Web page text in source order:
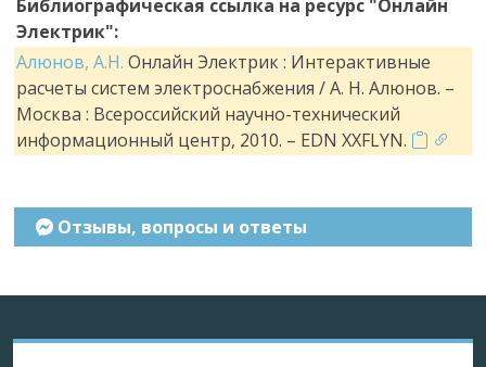
Библиографическая ссылка на ресурс "Онлайн
Электрик":
Алюнов, А.Н. Онлайн Электрик : Интерактивные
расчеты систем электроснабжения / А. Н. Алюнов. –
Москва : Всероссийский научно-технический
информационный центр, 2010. – EDN XXFLYN.
Отзывы, вопросы и ответы